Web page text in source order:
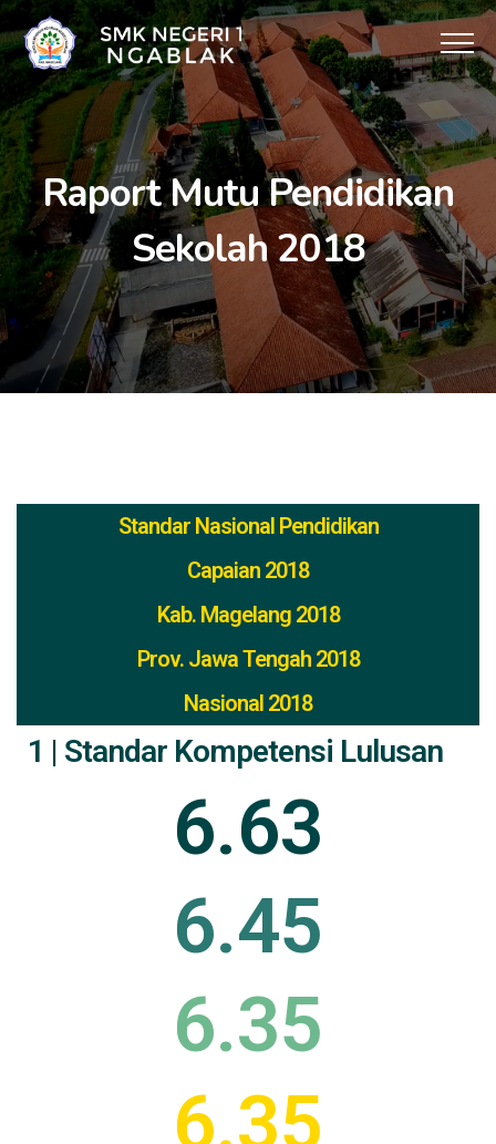
Raport Mutu Pendidikan
Sekolah 2018
Standar Nasional Pendidikan
Capaian 2018
Kab. Magelang 2018
Prov. Jawa Tengah 2018
Nasional 2018
1 | Standar Kompetensi Lulusan
6.63
6.45
6.35
6.35